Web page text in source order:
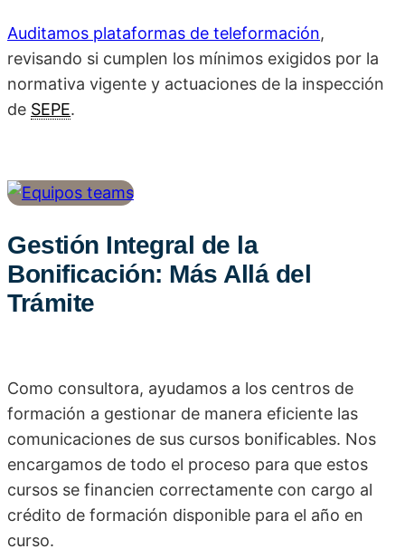
Auditamos plataformas de teleformación,
revisando si cumplen los mínimos exigidos por la
normativa vigente y actuaciones de la inspección
de SEPE.
Gestión Integral de la
Bonificación: Más Allá del
Trámite
Como consultora, ayudamos a los centros de
formación a gestionar de manera eficiente las
comunicaciones de sus cursos bonificables. Nos
encargamos de todo el proceso para que estos
cursos se financien correctamente con cargo al
crédito de formación disponible para el año en
curso.